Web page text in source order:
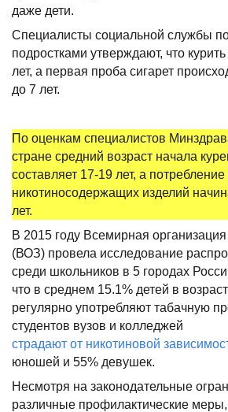
даже дети.
Специалисты социальной службы
подростками утверждают, что
лет, а первая проба сигарет
до 7 лет.
По оценкам специалистов
стране средний возраст начала
составляет 17-19 лет, а потребление
никотиносодержащих изделий
лет.
В 2015 году Всемирная
(ВОЗ) провела исследование
среди школьников в 5 городах
что в среднем 15.1% детей в
регулярно употребляют табачную
студентов вузов и колледжей
страдают от никотиновой
юношей и 55% девушек.
Несмотря на законодательные
различные профилактические